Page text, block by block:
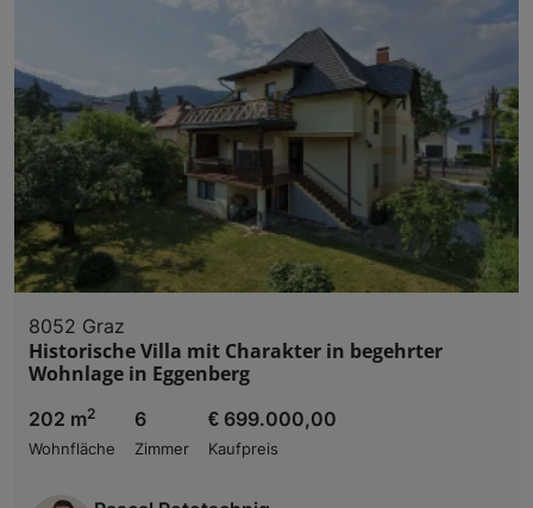
8052 Graz
Historische Villa mit Charakter in begehrter
Wohnlage in Eggenberg
202 m2
Wohnfläche
6
Zimmer
€ 699.000,00
Kaufpreis